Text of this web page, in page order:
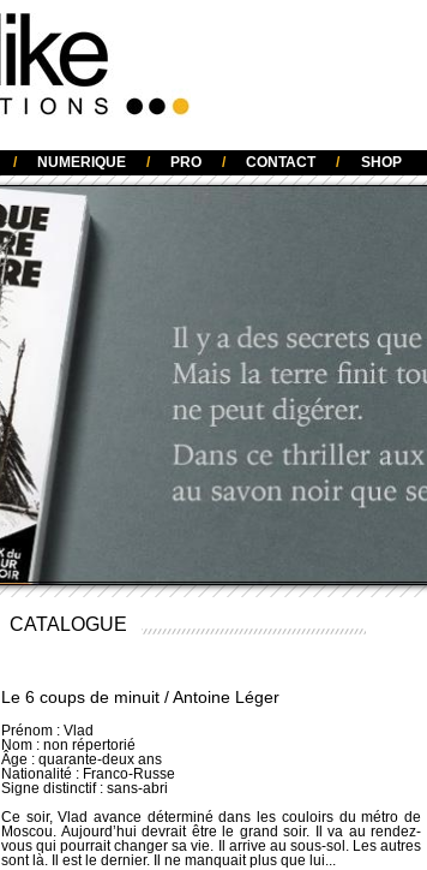
/ NUMERIQUE / PRO / CONTACT / SHOP
CATALOGUE
Le 6 coups de minuit / Antoine Léger
Prénom : Vlad
Nom : non répertorié
Âge : quarante-deux ans
Nationalité : Franco-Russe
Signe distinctif : sans-abri
Ce soir, Vlad avance déterminé dans les couloirs du métro de
Moscou. Aujourd’hui devrait être le grand soir. Il va au rendez-
vous qui pourrait changer sa vie. Il arrive au sous-sol. Les autres
sont là. Il est le dernier. Il ne manquait plus que lui...